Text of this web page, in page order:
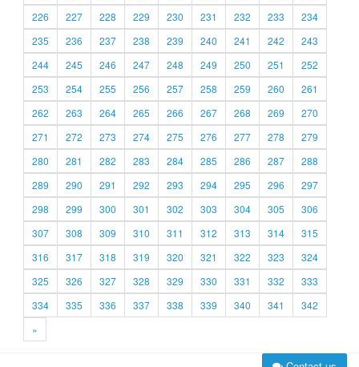
226
227 228 229 230 231 232 233
234
235
236 237 238 239 240 241 242
243
244
245 246 247 248 249 250 251
252
253
254 255 256 257 258 259 260
261
262
263 264 265 266 267 268 269
270
271
272 273 274 275 276 277 278
279
280
281 282 283 284 285 286 287
288
289
290 291 292 293 294 295 296
297
298
299 300 301 302 303 304 305
306
307
308 309 310 311 312 313 314
315
316
317 318 319 320 321 322 323
324
325
326 327 328 329 330 331 332
333
334
335 336 337 338 339 340 341
342
»